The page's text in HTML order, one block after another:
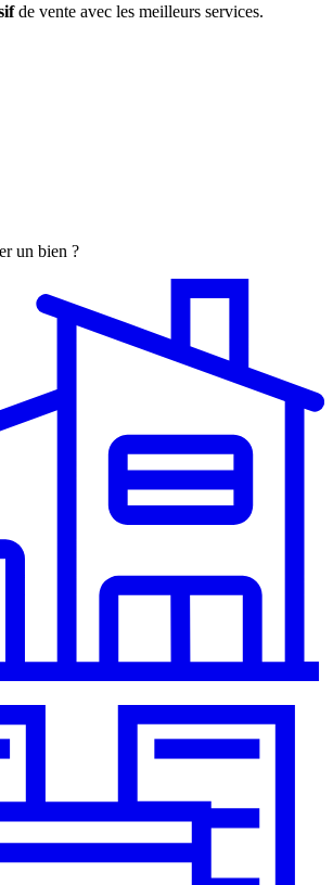
de vente avec les meilleurs services.
un bien ?